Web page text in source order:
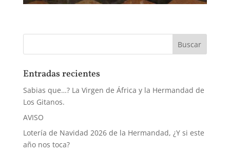
Entradas recientes
Sabias que…? La Virgen de África y la Hermandad de
Los Gitanos.
AVISO
Lotería de Navidad 2026 de la Hermandad, ¿Y si este
año nos toca?